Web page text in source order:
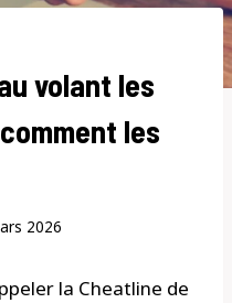
volant les
les
2026
la Cheatline de